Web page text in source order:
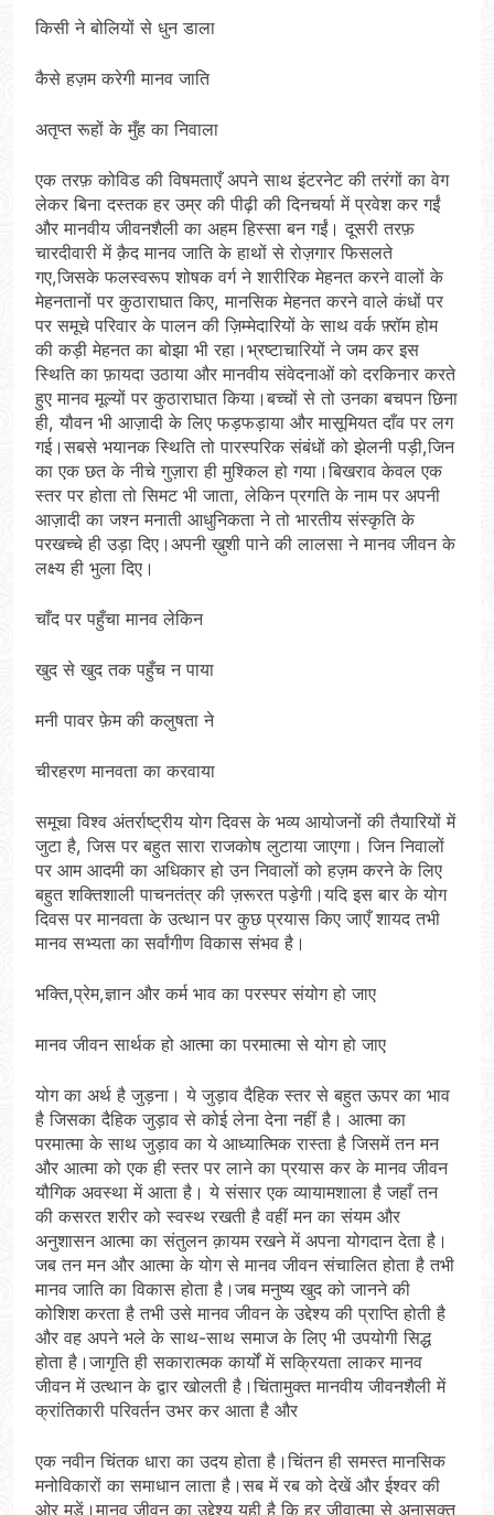
किसी ने बोलियों से धुन डाला
कैसे हज़म करेगी मानव जाति
अतृप्त रूहों के मुँह का निवाला
एक तरफ़ कोविड की विषमताएँ अपने साथ इंटरनेट की तरंगों का वेग
लेकर बिना दस्तक हर उम्र की पीढ़ी की दिनचर्या में प्रवेश कर गईं
और मानवीय जीवनशैली का अहम हिस्सा बन गईं। दूसरी तरफ़
चारदीवारी में क़ैद मानव जाति के हाथों से रोज़गार फिसलते
गए,जिसके फलस्वरूप शोषक वर्ग ने शारीरिक मेहनत करने वालों के
मेहनतानों पर कुठाराघात किए, मानसिक मेहनत करने वाले कंधों पर
पर समूचे परिवार के पालन की ज़िम्मेदारियों के साथ वर्क फ़्रॉम होम
की कड़ी मेहनत का बोझा भी रहा।भ्रष्टाचारियों ने जम कर इस
स्थिति का फ़ायदा उठाया और मानवीय संवेदनाओं को दरकिनार करते
हुए मानव मूल्यों पर कुठाराघात किया।बच्चों से तो उनका बचपन छिना
ही, यौवन भी आज़ादी के लिए फड़फड़ाया और मासूमियत दाँव पर लग
गई।सबसे भयानक स्थिति तो पारस्परिक संबंधों को झेलनी पड़ी,जिन
का एक छत के नीचे गुज़ारा ही मुश्किल हो गया।बिखराव केवल एक
स्तर पर होता तो सिमट भी जाता, लेकिन प्रगति के नाम पर अपनी
आज़ादी का जश्न मनाती आधुनिकता ने तो भारतीय संस्कृति के
परखच्चे ही उड़ा दिए।अपनी ख़ुशी पाने की लालसा ने मानव जीवन के
लक्ष्य ही भुला दिए।
चाँद पर पहुँचा मानव लेकिन
खुद से खुद तक पहुँच न पाया
मनी पावर फ़ेम की कलुषता ने
चीरहरण मानवता का करवाया
समूचा विश्व अंतर्राष्ट्रीय योग दिवस के भव्य आयोजनों की तैयारियों में
जुटा है, जिस पर बहुत सारा राजकोष लुटाया जाएगा। जिन निवालों
पर आम आदमी का अधिकार हो उन निवालों को हज़म करने के लिए
बहुत शक्तिशाली पाचनतंत्र की ज़रूरत पड़ेगी।यदि इस बार के योग
दिवस पर मानवता के उत्थान पर कुछ प्रयास किए जाएँ शायद तभी
मानव सभ्यता का सर्वांगीण विकास संभव है।
भक्ति,प्रेम,ज्ञान और कर्म भाव का परस्पर संयोग हो जाए
मानव जीवन सार्थक हो आत्मा का परमात्मा से योग हो जाए
योग का अर्थ है जुड़ना। ये जुड़ाव दैहिक स्तर से बहुत ऊपर का भाव
है जिसका दैहिक जुड़ाव से कोई लेना देना नहीं है। आत्मा का
परमात्मा के साथ जुड़ाव का ये आध्यात्मिक रास्ता है जिसमें तन मन
और आत्मा को एक ही स्तर पर लाने का प्रयास कर के मानव जीवन
यौगिक अवस्था में आता है। ये संसार एक व्यायामशाला है जहाँ तन
की कसरत शरीर को स्वस्थ रखती है वहीं मन का संयम और
अनुशासन आत्मा का संतुलन क़ायम रखने में अपना योगदान देता है।
जब तन मन और आत्मा के योग से मानव जीवन संचालित होता है तभी
मानव जाति का विकास होता है।जब मनुष्य खुद को जानने की
कोशिश करता है तभी उसे मानव जीवन के उद्देश्य की प्राप्ति होती है
और वह अपने भले के साथ-साथ समाज के लिए भी उपयोगी सिद्ध
होता है।जागृति ही सकारात्मक कार्यों में सक्रियता लाकर मानव
जीवन में उत्थान के द्वार खोलती है।चिंतामुक्त मानवीय जीवनशैली में
क्रांतिकारी परिवर्तन उभर कर आता है और
एक नवीन चिंतक धारा का उदय होता है।चिंतन ही समस्त मानसिक
मनोविकारों का समाधान लाता है।सब में रब को देखें और ईश्वर की
ओर मुड़ें।मानव जीवन का उद्देश्य यही है कि हर जीवात्मा से अनासक्त